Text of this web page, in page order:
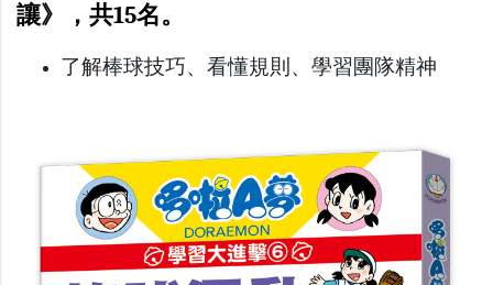
讓》，共15名。
了解棒球技巧、看懂規則、學習團隊精神